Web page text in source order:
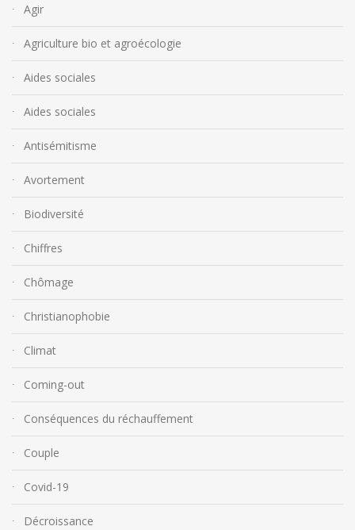
Agir
Agriculture bio et agroécologie
Aides sociales
Aides sociales
Antisémitisme
Avortement
Biodiversité
Chiffres
Chômage
Christianophobie
Climat
Coming-out
Conséquences du réchauffement
Couple
Covid-19
Décroissance